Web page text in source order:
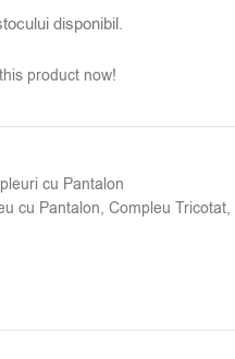
disponibil.
product now!
cu Pantalon
cu Pantalon, Compleu Tricotat,